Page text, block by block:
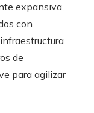
expansiva,
con
de
para agilizar